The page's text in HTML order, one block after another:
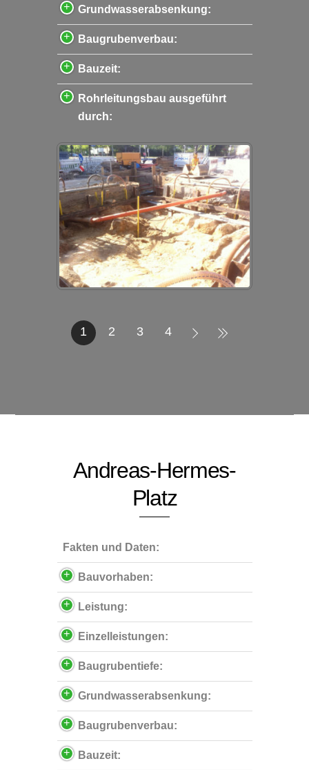
Grundwasserabsenkung:
Baugrubenverbau:
Bauzeit:
Rohrleitungsbau ausgeführt
durch:
1 2 3 4
Andreas-Hermes-
Platz
Fakten und Daten:
Bauvorhaben:
Leistung:
Einzelleistungen:
Baugrubentiefe:
Grundwasserabsenkung:
Baugrubenverbau:
Bauzeit: